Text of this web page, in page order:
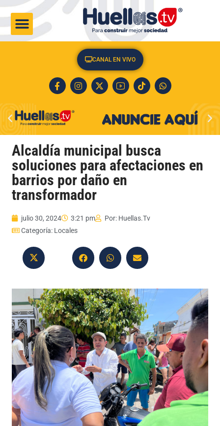
CANAL EN VIVO
Alcaldía municipal busca
soluciones para afectaciones en
barrios por daño en
transformador
julio 30, 2024 3:21 pm Por: Huellas.Tv
Categoría: Locales